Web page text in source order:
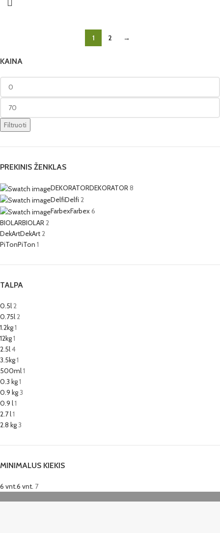
KAINA
Filtruoti
PREKINIS ŽENKLAS
DEKORATORDEKORATOR8
DelfiDelfi 2
FarbexFarbex6
BIOLARBIOLAR2
DekArtDekArt2
PiTonPiTon 1
TALPA
0.5l2
0.75l2
1.2kg1
12kg1
2.5l4
3.5kg1
500ml1
0.3 kg1
0.9 kg3
0.9 l1
2.7 l1
2.8 kg3
MINIMALUS KIEKIS
6 vnt.6 vnt. 7
1 2 →